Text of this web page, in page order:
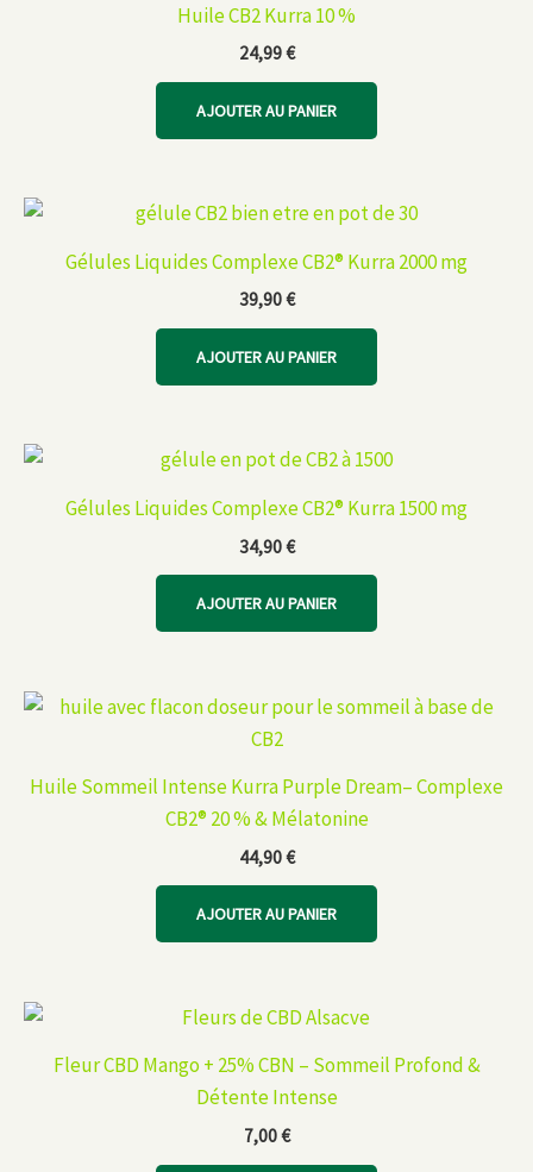
Huile CB2 Kurra 10 %
24,99€
AJOUTER AU PANIER
Gélules Liquides Complexe CB2® Kurra 2000 mg
39,90€
AJOUTER AU PANIER
Gélules Liquides Complexe CB2® Kurra 1500 mg
34,90€
AJOUTER AU PANIER
Huile Sommeil Intense Kurra Purple Dream– Complexe
CB2® 20 % & Mélatonine
44,90€
AJOUTER AU PANIER
Fleur CBD Mango + 25% CBN – Sommeil Profond &
Détente Intense
7,00€